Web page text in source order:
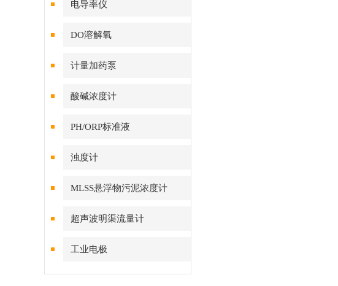
电导率仪
DO溶解氧
计量加药泵
酸碱浓度计
PH/ORP标准液
浊度计
MLSS悬浮物污泥浓度计
超声波明渠流量计
工业电极